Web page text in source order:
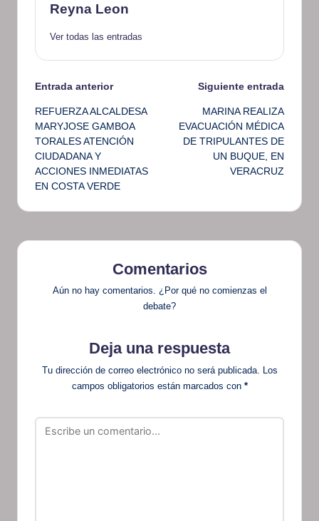
Reyna Leon
Ver todas las entradas
Navegación
de
entradas
Entrada anterior
REFUERZA ALCALDESA
MARYJOSE GAMBOA
TORALES ATENCIÓN
CIUDADANA Y
ACCIONES INMEDIATAS
EN COSTA VERDE
Siguiente entrada
MARINA REALIZA
EVACUACIÓN MÉDICA
DE TRIPULANTES DE
UN BUQUE, EN
VERACRUZ
Comentarios
Aún no hay comentarios. ¿Por qué no comienzas el
debate?
Deja una respuesta
Tu dirección de correo electrónico no será publicada. Los
campos obligatorios están marcados con *